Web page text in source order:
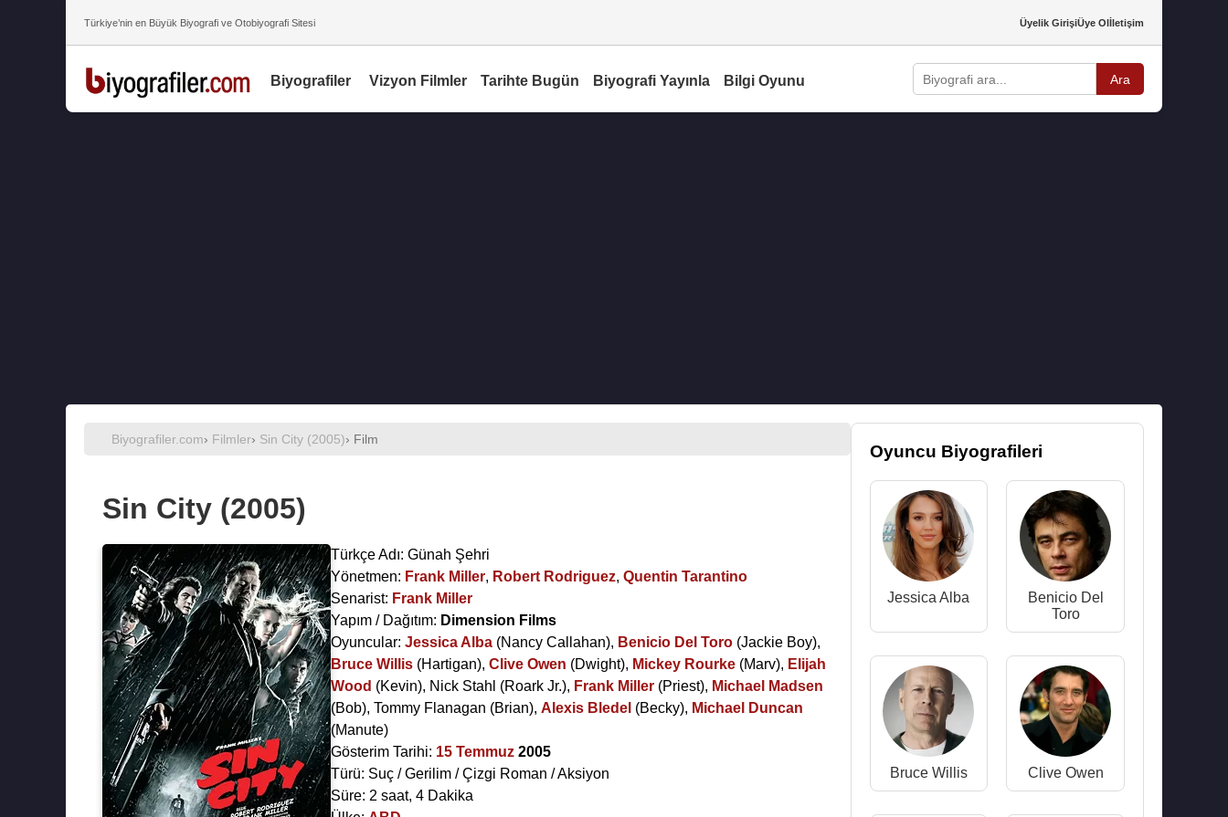
Türkiye’nin en Büyük Biyografi ve Otobiyografi Sitesi Üyelik GirişiÜye Olİletişim
Biyografiler Vizyon Filmler Tarihte Bugün Biyografi Yayınla Bilgi Oyunu Ara
Biyografiler.com› Filmler› Sin City (2005)› Film
Sin City (2005)
Türkçe Adı: Günah Şehri
Yönetmen: Frank Miller, Robert Rodriguez, Quentin Tarantino
Senarist: Frank Miller
Yapım / Dağıtım: Dimension Films
Oyuncular: Jessica Alba (Nancy Callahan), Benicio Del Toro (Jackie Boy),
Bruce Willis (Hartigan), Clive Owen (Dwight), Mickey Rourke (Marv), Elijah
Wood (Kevin), Nick Stahl (Roark Jr.), Frank Miller (Priest), Michael Madsen
(Bob), Tommy Flanagan (Brian), Alexis Bledel (Becky), Michael Duncan
(Manute)
Gösterim Tarihi: 15 Temmuz 2005
Türü: Suç / Gerilim / Çizgi Roman / Aksiyon
Süre: 2 saat, 4 Dakika
Oyuncu Biyografileri
Jessica Alba
Benicio Del
Toro
Bruce Willis Clive Owen